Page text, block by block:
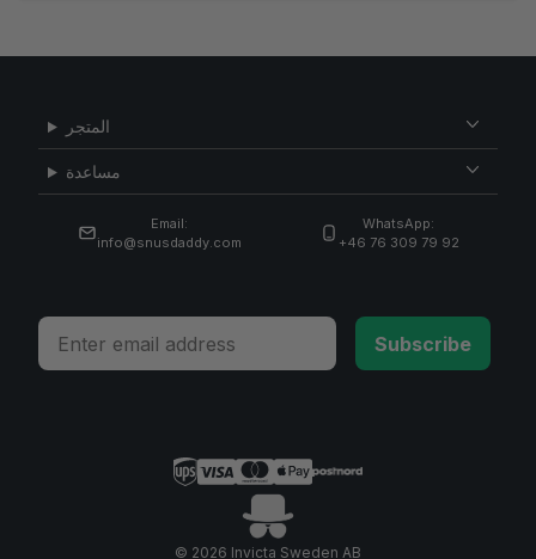
المتجر
مساعدة
Email:
info@snusdaddy.com
WhatsApp:
+46 76 309 79 92
Email
Subscribe
© 2026 Invicta Sweden AB